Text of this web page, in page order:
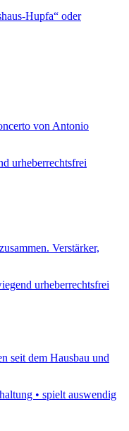
Hupfa“ oder
von Antonio
urheberrechtsfrei
Verstärker,
urheberrechtsfrei
seit dem Hausbau und
• spielt auswendig